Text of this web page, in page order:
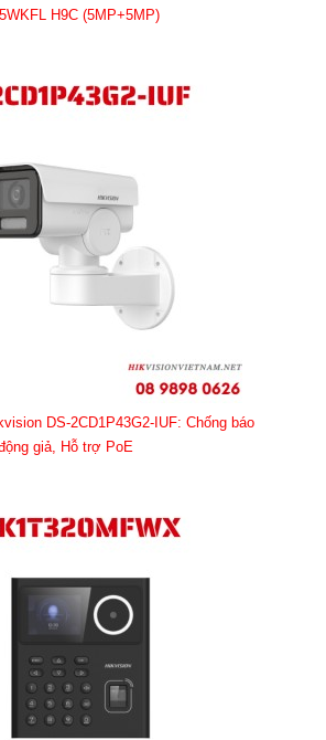
H9C (5MP+5MP)
DS-2CD1P43G2-IUF: Chống báo
giả, Hỗ trợ PoE